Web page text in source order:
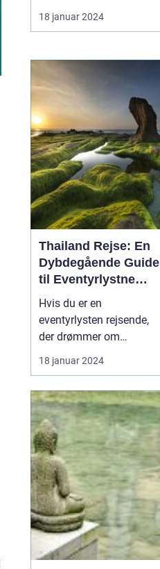
Dette sydøstasiatiske
paradis, der består af
byder på en overflod af
kulturelle, naturlige og
historiske skatte, der er
dybt forankrede i hjertet
af landet. Uan...
18 januar 2024
Thailand Rejse: En
Dybdegående Guide
til Eventyrlystne
Rejsende
Hvis du er en
eventyrlysten rejsende,
der drømmer om
eksotiske destinationer,
er en Thailand-rejse et
sin enestående blanding
af naturskønhed,
kulturarv og venlige
lokalbefolkning er
Thailand blevet et
populært rejsemål for
tur...
18 januar 2024